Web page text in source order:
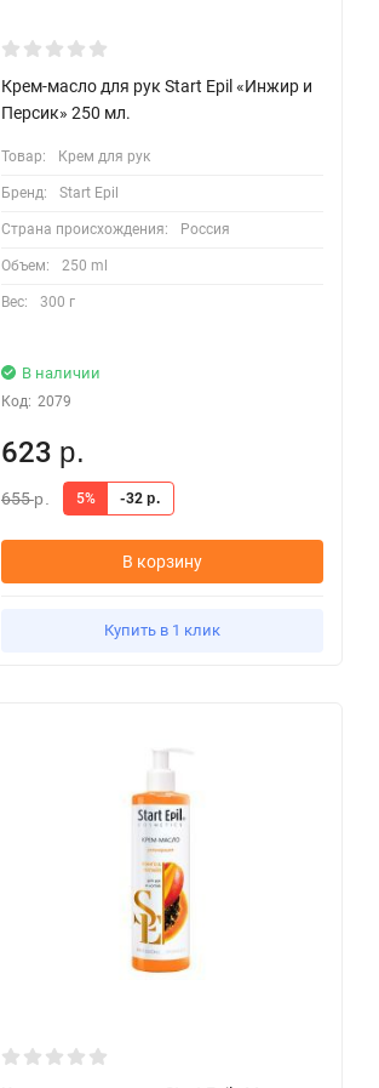
Крем-масло для рук Start Epil «Инжир и
Персик» 250 мл.
Товар: Крем для рук
Бренд: Start Epil
Страна происхождения: Россия
Объем: 250 ml
Вес: 300 г
В наличии
Код: 2079
623 р.
655р. 5% -32 р.
В корзину
Купить в 1 клик